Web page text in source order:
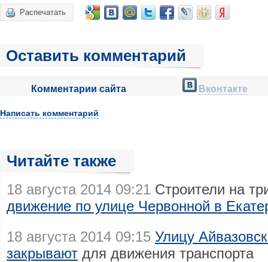
Распечатать
Оставить комментарий
Комментарии сайта Вконтакте
Написать комментарий
Читайте также
18 августа 2014 09:21 Строители на
движение по улице Червонной в
18 августа 2014 09:15 Улицу
закрывают для движения транспорта